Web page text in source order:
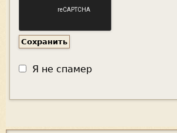
Я не спамер